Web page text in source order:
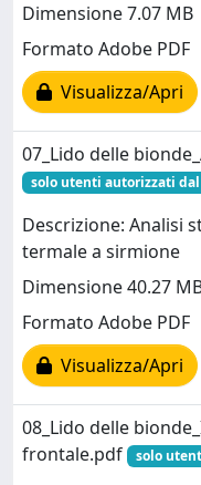
Dimensione 7.07 MB
Formato Adobe PDF
Visualizza/Apri
07_Lido delle
solo utenti autorizzati
Descrizione: Analisi
termale a sirmione
Dimensione 40.27
Formato Adobe PDF
Visualizza/Apri
08_Lido delle
frontale.pdf
solo